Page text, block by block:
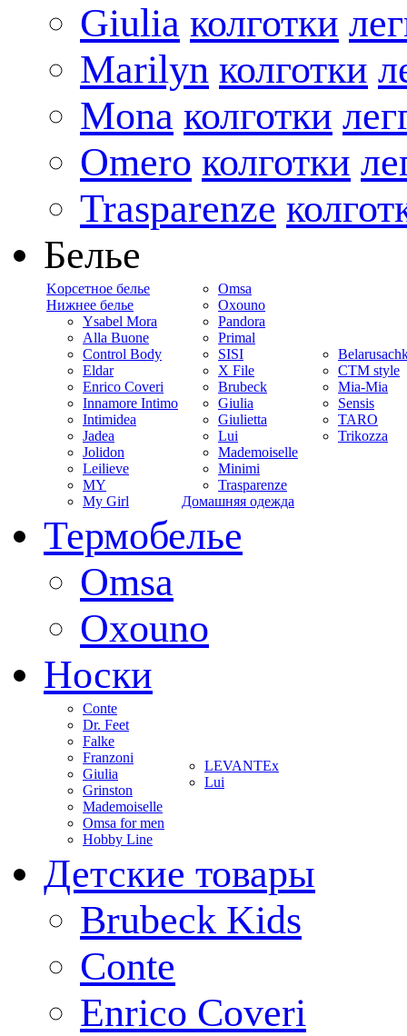
Giulia колготки
Marilyn колготки
Mona колготки
Omero колготки
Trasparenze
Белье
Kорсетное белье
Нижнее белье
Ysabel Mora
Alla Buone
Control Body
Eldar
Enrico Coveri
Innamore Intimo
Intimidea
Jadea
Jolidon
Leilieve
MY
My Girl
Omsa
Oxouno
Pandora
Primal
SISI
X File
Brubeck
Giulia
Giulietta
Lui
Mademoiselle
Minimi
Trasparenze
Домашняя одежда
CTM style
Mia-Mia
Sensis
TARO
Trikozza
Термобелье
Omsa
Oxouno
Носки
Conte
Dr. Feet
Falke
Franzoni
Giulia
Grinston
Mademoiselle
Omsa for men
Hobby Line
LEVANTEx
Lui
Детские товары
Brubeck Kids
Conte
Enrico Coveri